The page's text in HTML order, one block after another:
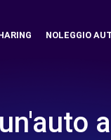
NOLEGGIO
a